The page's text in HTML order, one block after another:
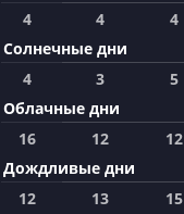
4
4 4
Солнечные дни
4
3 5
Облачные дни
16
12 12
Дождливые дни
12
13 15